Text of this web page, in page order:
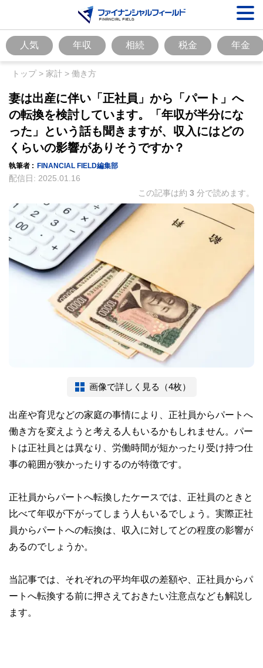
人気 年収 相続 税金 年金
トップ> 家計 > 働き方
妻は出産に伴い「正社員」から「パート」へ
の転換を検討しています。「年収が半分にな
った」という話も聞きますが、収入にはどの
くらいの影響がありそうですか？
執筆者 : FINANCIAL FIELD編集部
配信日: 2025.01.16
この記事は約 3 分で読めます。
画像で詳しく見る（4枚）
出産や育児などの家庭の事情により、正社員からパートへ
働き方を変えようと考える人もいるかもしれません。パー
トは正社員とは異なり、労働時間が短かったり受け持つ仕
事の範囲が狭かったりするのが特徴です。
正社員からパートへ転換したケースでは、正社員のときと
比べて年収が下がってしまう人もいるでしょう。実際正社
員からパートへの転換は、収入に対してどの程度の影響が
あるのでしょうか。
当記事では、それぞれの平均年収の差額や、正社員からパ
ートへ転換する前に押さえておきたい注意点なども解説し
ます。